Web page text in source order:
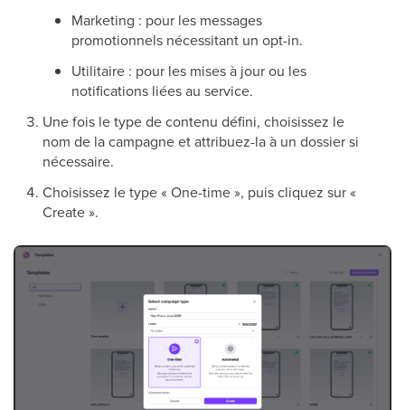
Marketing : pour les messages
promotionnels nécessitant un opt-in.
Utilitaire : pour les mises à jour ou les
notifications liées au service.
Une fois le type de contenu défini, choisissez le
nom de la campagne et attribuez-la à un dossier si
nécessaire.
Choisissez le type « One-time », puis cliquez sur «
Create ».